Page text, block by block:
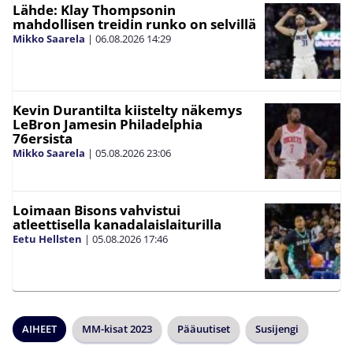
Lähde: Klay Thompsonin
mahdollisen treidin runko on selvillä
Mikko Saarela | 06.08.2026 14:29
Kevin Durantilta kiistelty näkemys
LeBron Jamesin Philadelphia
76ersista
Mikko Saarela | 05.08.202623:06
Loimaan Bisons vahvistui
atleettisella kanadalaislaiturilla
Eetu Hellsten | 05.08.2026 17:46
AIHEET MM-kisat 2023 Pääuutiset Susijengi